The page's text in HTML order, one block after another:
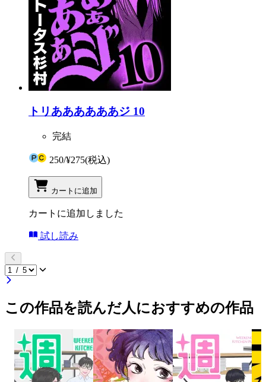
トリああああああジ 10
完結
250/¥275(税込)
カートに追加
カートに追加しました
試し読み
この作品を読んだ人におすすめの作品